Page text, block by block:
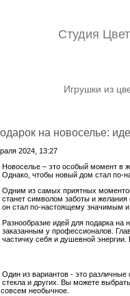
Студия
Игрушки из
на новоселье:
2024, 13:27
Новоселье – это особый момент в
Однако, чтобы новый дом стал по-
Одним из самых приятных
станет символом заботы и желания
он стал по-настоящему значимым и
Разнообразие идей для подарка
заказанным у профессионалов.
частичку себя и душевной
Один из вариантов - это
стекла и других. Вы можете
необычное.